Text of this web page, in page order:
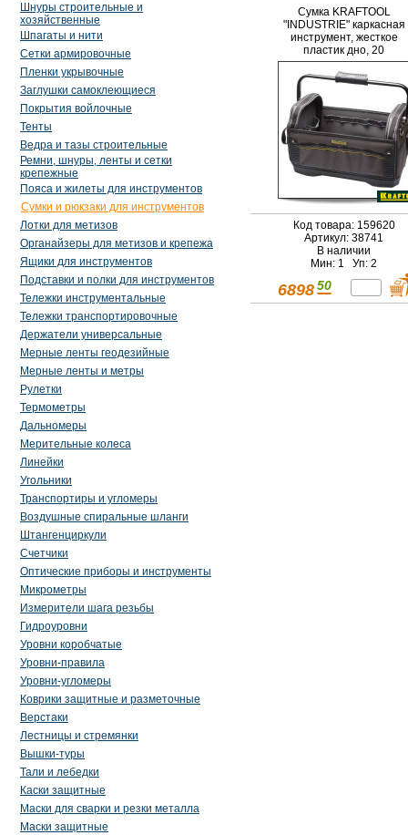
Шнуры строительные и
хозяйственные
Шпагаты и нити
Сетки армировочные
Пленки укрывочные
Заглушки самоклеющиеся
Покрытия войлочные
Тенты
Ведра и тазы строительные
Ремни, шнуры, ленты и сетки
крепежные
Пояса и жилеты для инструментов
Сумки и рюкзаки для инструментов
Лотки для метизов
Органайзеры для метизов и крепежа
Ящики для инструментов
Подставки и полки для инструментов
Тележки инструментальные
Тележки транспортировочные
Держатели универсальные
Мерные ленты геодезийные
Мерные ленты и метры
Рулетки
Термометры
Дальномеры
Мерительные колеса
Линейки
Угольники
Транспортиры и угломеры
Воздушные спиральные шланги
Штангенциркули
Счетчики
Оптические приборы и инструменты
Микрометры
Измерители шага резьбы
Гидроуровни
Уровни коробчатые
Уровни-правила
Уровни-угломеры
Коврики защитные и разметочные
Верстаки
Лестницы и стремянки
Вышки-туры
Тали и лебедки
Каски защитные
Маски для сварки и резки металла
Маски защитные
Сумка KRAFTOOL
"INDUSTRIE" каркасная
инструмент, жесткое
пластик дно, 20
карманов, 8 петель-
держателей, L=46см
Код товара: 159620
Артикул: 38741
В наличии
Мин: 1 Уп: 2
6898 50